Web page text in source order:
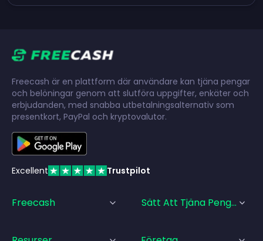
Freecash är en plattform där användare kan tjäna pengar
och belöningar genom att slutföra uppgifter, enkäter och
erbjudanden, med snabba utbetalningsalternativ som
presentkort, PayPal och kryptovalutor.
Excellent Trustpilot
Freecash Sätt Att Tjäna Pengar